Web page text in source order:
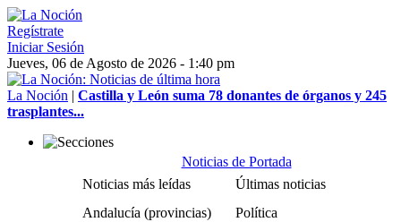
Regístrate
Iniciar Sesión
Jueves, 06 de Agosto de 2026 - 1:40 pm
La Noción | Castilla y León suma 78 donantes de órganos y 245
trasplantes...
Noticias de Portada
Noticias más leídas
Últimas noticias
Andalucía (provincias)
Política